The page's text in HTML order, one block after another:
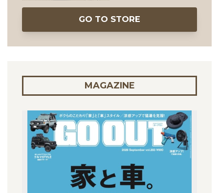
GO TO STORE
MAGAZINE